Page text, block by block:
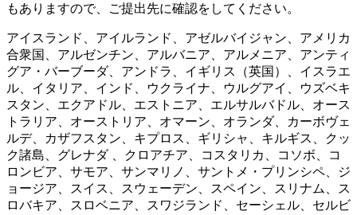
もありますので、ご提出先に確認をしてください。
アイスランド、アイルランド、アゼルバイジャン、アメリカ
合衆国、アルゼンチン、アルバニア、アルメニア、アンティ
グア・バーブーダ、アンドラ、イギリス（英国）、イスラエ
ル、イタリア、インド、ウクライナ、ウルグアイ、ウズベキ
スタン、エクアドル、エストニア、エルサルバドル、オース
トラリア、オーストリア、オマーン、オランダ、カーボヴェ
ルデ、カザフスタン、キプロス、ギリシャ、キルギス、クッ
ク諸島、グレナダ 、クロアチア、コスタリカ、コソボ、コ
ロンビア、サモア、サンマリノ、サントメ・プリンシペ、ジ
ョージア、スイス、スウェーデン、スペイン、スリナム、ス
ロバキア、スロベニア、スワジランド、セーシェル、セルビ